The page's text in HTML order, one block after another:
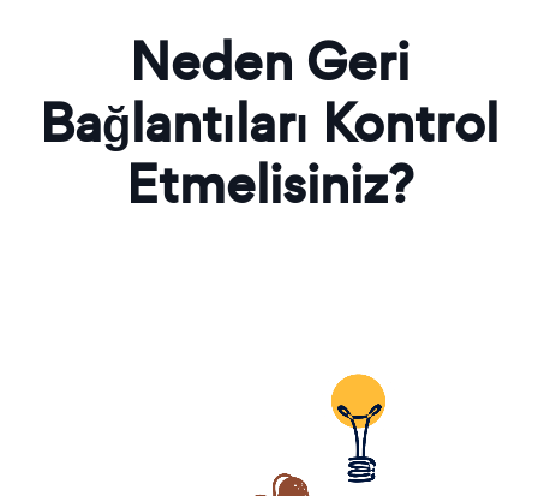
Neden Geri
Bağlantıları Kontrol
Etmelisiniz?